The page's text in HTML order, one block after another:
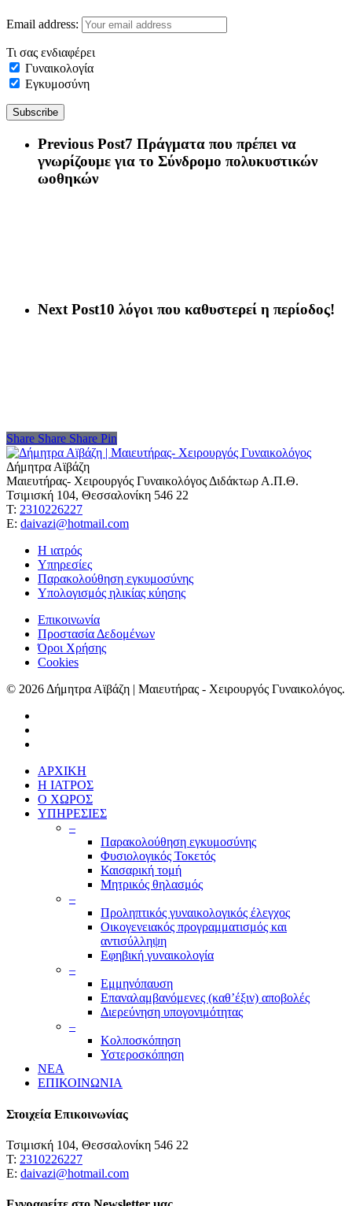
Email address:
Τι σας ενδιαφέρει
Γυναικολογία
Εγκυμοσύνη
Previous Post7 Πράγματα που πρέπει να
γνωρίζουμε για το Σύνδρομο πολυκυστικών
ωοθηκών
Next Post10 λόγοι που καθυστερεί η περίοδος!
Share
Share Share Share Pin
Δήμητρα Αϊβάζη
Μαιευτήρας- Χειρουργός Γυναικολόγος Διδάκτωρ Α.Π.Θ.
Τσιμισκή 104, Θεσσαλονίκη 546 22
Τ: 2310226227
Ε: daivazi@hotmail.com
Η ιατρός
Υπηρεσίες
Παρακολούθηση εγκυμοσύνης
Υπολογισμός ηλικίας κύησης
Επικοινωνία
Προστασία Δεδομένων
Όροι Χρήσης
Cookies
© 2026 Δήμητρα Αϊβάζη | Μαιευτήρας - Χειρουργός Γυναικολόγος.
ΑΡΧΙΚΗ
Η ΙΑΤΡΟΣ
Ο ΧΩΡΟΣ
ΥΠΗΡΕΣΙΕΣ
–
Παρακολούθηση εγκυμοσύνης
Φυσιολογικός Τοκετός
Καισαρική τομή
Μητρικός θηλασμός
–
Προληπτικός γυναικολογικός έλεγχος
Οικογενειακός προγραμματισμός και
αντισύλληψη
Εφηβική γυναικολογία
–
Εμμηνόπαυση
Επαναλαμβανόμενες (καθ’έξιν) αποβολές
Διερεύνηση υπογονιμότητας
–
Κολποσκόπηση
Υστεροσκόπηση
ΝΕΑ
ΕΠΙΚΟΙΝΩΝΙΑ
Στοιχεία Επικοινωνίας
Τσιμισκή 104, Θεσσαλονίκη 546 22
Τ: 2310226227
Ε: daivazi@hotmail.com